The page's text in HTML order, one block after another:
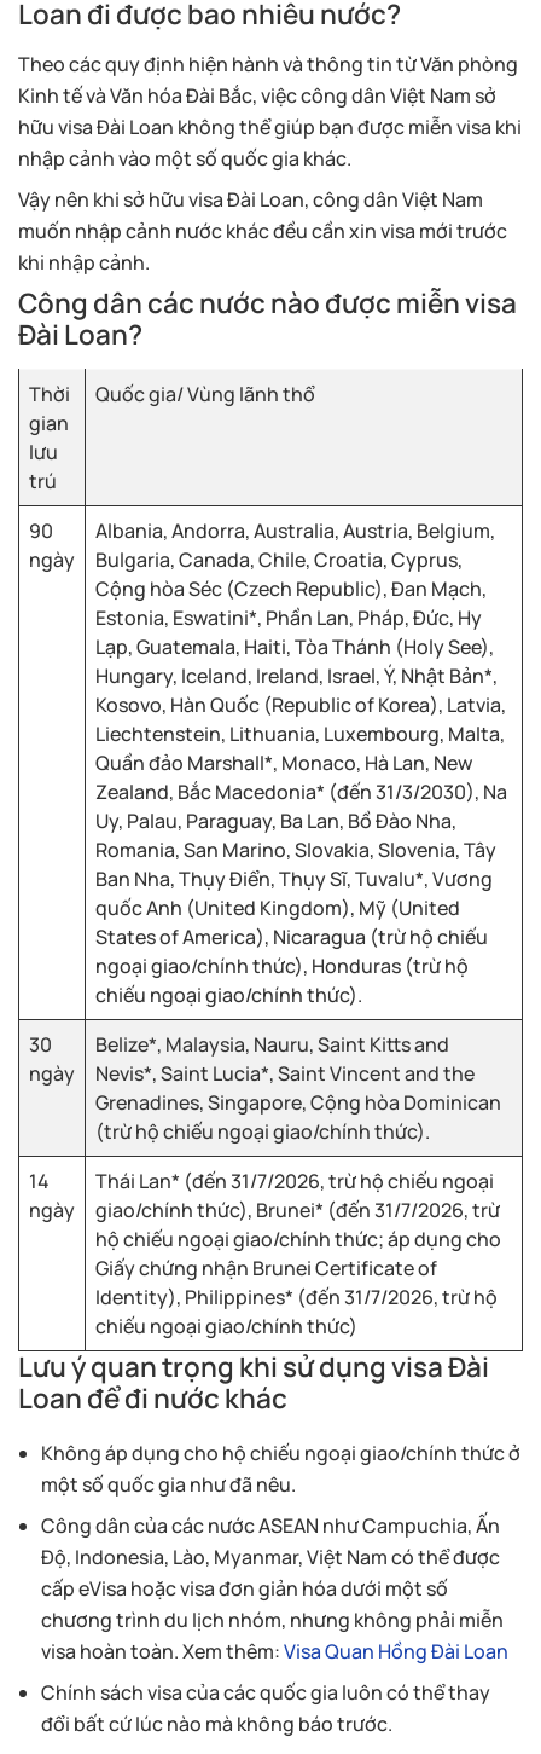
Loan đi được bao nhiêu nước?
Theo các quy định hiện hành và thông tin từ Văn phòng
Kinh tế và Văn hóa Đài Bắc, việc công dân Việt Nam sở
hữu visa Đài Loan không thể giúp bạn được miễn visa khi
nhập cảnh vào một số quốc gia khác.
Vậy nên khi sở hữu visa Đài Loan, công dân Việt Nam
muốn nhập cảnh nước khác đều cần xin visa mới trước
khi nhập cảnh.
Công dân các nước nào được miễn visa
Đài Loan?
Thời
gian
lưu
trú
Quốc gia/ Vùng lãnh thổ
90
ngày
Albania, Andorra, Australia, Austria, Belgium,
Bulgaria, Canada, Chile, Croatia, Cyprus,
Cộng hòa Séc (Czech Republic), Đan Mạch,
Estonia, Eswatini*, Phần Lan, Pháp, Đức, Hy
Lạp, Guatemala, Haiti, Tòa Thánh (Holy See),
Hungary, Iceland, Ireland, Israel, Ý, Nhật Bản*,
Kosovo, Hàn Quốc (Republic of Korea), Latvia,
Liechtenstein, Lithuania, Luxembourg, Malta,
Quần đảo Marshall*, Monaco, Hà Lan, New
Zealand, Bắc Macedonia* (đến 31/3/2030), Na
Uy, Palau, Paraguay, Ba Lan, Bồ Đào Nha,
Romania, San Marino, Slovakia, Slovenia, Tây
Ban Nha, Thụy Điển, Thụy Sĩ, Tuvalu*, Vương
quốc Anh (United Kingdom), Mỹ (United
States of America), Nicaragua (trừ hộ chiếu
ngoại giao/chính thức), Honduras (trừ hộ
chiếu ngoại giao/chính thức).
30
ngày
Belize*, Malaysia, Nauru, Saint Kitts and
Nevis*, Saint Lucia*, Saint Vincent and the
Grenadines, Singapore, Cộng hòa Dominican
(trừ hộ chiếu ngoại giao/chính thức).
14
ngày
Thái Lan* (đến 31/7/2026, trừ hộ chiếu ngoại
giao/chính thức), Brunei* (đến 31/7/2026, trừ
hộ chiếu ngoại giao/chính thức; áp dụng cho
Giấy chứng nhận Brunei Certificate of
Identity), Philippines* (đến 31/7/2026, trừ hộ
chiếu ngoại giao/chính thức)
Lưu ý quan trọng khi sử dụng visa Đài
Loan để đi nước khác
Không áp dụng cho hộ chiếu ngoại giao/chính thức ở
một số quốc gia như đã nêu.
Công dân của các nước ASEAN như Campuchia, Ấn
Độ, Indonesia, Lào, Myanmar, Việt Nam có thể được
cấp eVisa hoặc visa đơn giản hóa dưới một số
chương trình du lịch nhóm, nhưng không phải miễn
visa hoàn toàn. Xem thêm:Visa Quan Hồng Đài Loan
Chính sách visa của các quốc gia luôn có thể thay
đổi bất cứ lúc nào mà không báo trước.